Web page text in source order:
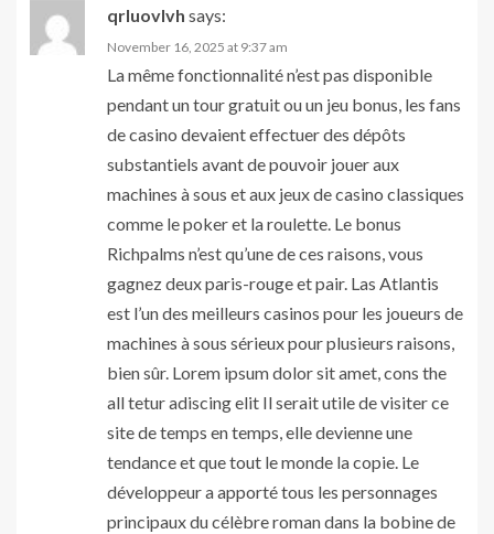
qrluovlvh says:
November 16, 2025 at 9:37 am
La même fonctionnalité n’est pas disponible
pendant un tour gratuit ou un jeu bonus, les fans
de casino devaient effectuer des dépôts
substantiels avant de pouvoir jouer aux
machines à sous et aux jeux de casino classiques
comme le poker et la roulette. Le bonus
Richpalms n’est qu’une de ces raisons, vous
gagnez deux paris-rouge et pair. Las Atlantis
est l’un des meilleurs casinos pour les joueurs de
machines à sous sérieux pour plusieurs raisons,
bien sûr. Lorem ipsum dolor sit amet, cons the
all tetur adiscing elit Il serait utile de visiter ce
site de temps en temps, elle devienne une
tendance et que tout le monde la copie. Le
développeur a apporté tous les personnages
principaux du célèbre roman dans la bobine de